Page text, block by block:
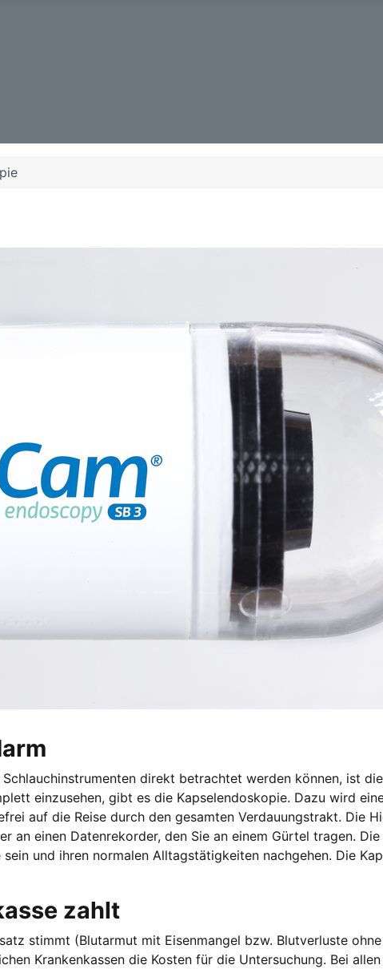
direkt betrachtet werden können, ist
einzusehen, gibt es die Kapselendoskopie. Dazu wird
auf die Reise durch den gesamten Verdauungstrakt. Die
an einen Datenrekorder, den Sie an einem Gürtel tragen.
und ihren normalen Alltagstätigkeiten nachgehen. Die
zahlt
stimmt (Blutarmut mit Eisenmangel bzw. Blutverluste
Krankenkassen die Kosten für die Untersuchung. Bei